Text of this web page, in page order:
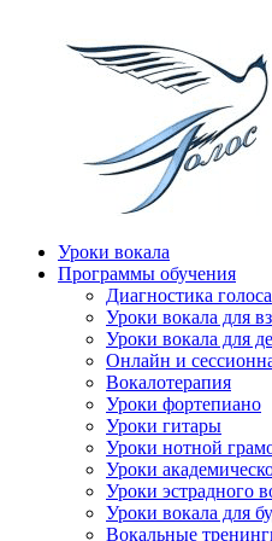
Уроки вокала
Программы обучения
Диагностика голоса
Уроки вокала для
Уроки вокала для
Онлайн и
Вокалотерапия
Уроки фортепиано
Уроки гитары
Уроки нотной
Уроки
Уроки эстрадного
Уроки вокала для
Вокальные